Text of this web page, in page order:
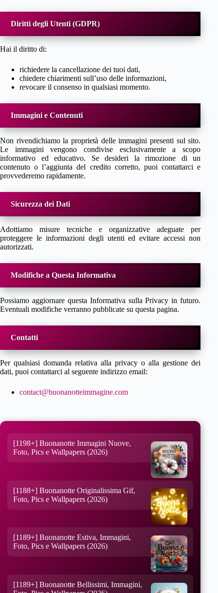
Diritti degli Utenti (GDPR)
Hai il diritto di:
richiedere la cancellazione dei tuoi dati,
chiedere chiarimenti sull’uso delle informazioni,
revocare il consenso in qualsiasi momento.
Immagini e Contenuti
Non rivendichiamo la proprietà delle immagini presenti sul sito.
Le immagini vengono condivise esclusivamente a scopo
informativo ed educativo. Se desideri la rimozione di un
contenuto o l’aggiunta del credito corretto, puoi contattarci e
provvederemo rapidamente.
Sicurezza dei Dati
Adottiamo misure tecniche e organizzative adeguate per
proteggere le informazioni degli utenti ed evitare accessi non
autorizzati.
Modifiche a Questa Informativa
Possiamo aggiornare questa Informativa sulla Privacy in futuro.
Eventuali modifiche verranno pubblicate su questa pagina.
Contatti
Per qualsiasi domanda relativa alla privacy o alla gestione dei
dati, puoi contattarci al seguente indirizzo email:
contact@buonanotteimmagine.com
[1198+] Buonanotte Immagini Nuove,
Foto, Pics e Wallpapers (2026)
[1188+] Buonanotte Originalissima Gif,
Foto, Pics e Wallpapers (2026)
[1189+] Buonanotte Estiva, Immagini,
Foto, Pics e Wallpapers (2026)
[1189+] Buonanotte Bellissimi, Immagini,